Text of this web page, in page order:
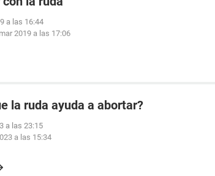
a las 16:44
2019 a las 17:06
la ruda ayuda a abortar?
a las 23:15
a las 15:34